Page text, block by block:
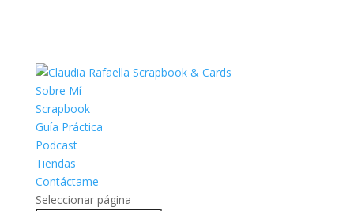
Sobre Mí
Scrapbook
Guía Práctica
Podcast
Tiendas
Contáctame
Seleccionar página